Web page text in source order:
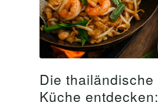
Die thailändische
Küche entdecken: